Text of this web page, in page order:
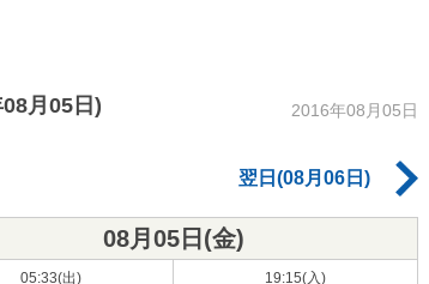
月05日) 2016年08月05日
翌日(08月06日)
08月05日(金)
05:33(出) 19:15(入)